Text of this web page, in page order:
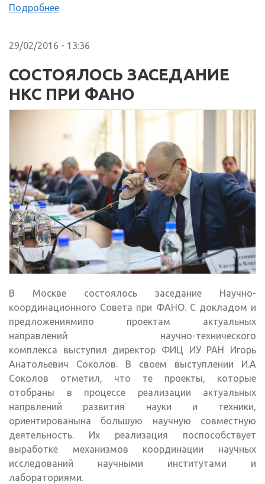
Подробнее
29/02/2016 - 13:36
СОСТОЯЛОСЬ ЗАСЕДАНИЕ
НКС ПРИ ФАНО
В Москве состоялось заседание Научно-
координационного Совета при ФАНО. С докладом и
предложениямипо проектам актуальных
направлений научно-технического
комплекса выступил директор ФИЦ ИУ РАН Игорь
Анатольевич Соколов. В своем выступлении И.А
Соколов отметил, что те проекты, которые
отобраны в процессе реализации актуальных
напрвлений развития науки и техники,
ориентированына большую научную совместную
деятельность. Их реализация поспособствует
выработке механизмов координации научных
исследований научными институтами и
лабораториями.